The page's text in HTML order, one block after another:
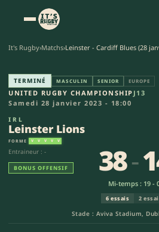
It's Rugby›Matchs›Leinster - Cardiff Blues (28
Leinster Lions -
TERMINÉ MASCULIN SENIOR EUROPE
UNITED RUGBY CHAMPIONSHIP J13
Samedi 28 janvier 2023 - 18:00
IRL
Leinster Lions
FORME V V V V V
Entraineur : -
BONUS OFFENSIF
Stade : Aviva Stadium,
38-
Mi-temps : 19 -
6 essais 2